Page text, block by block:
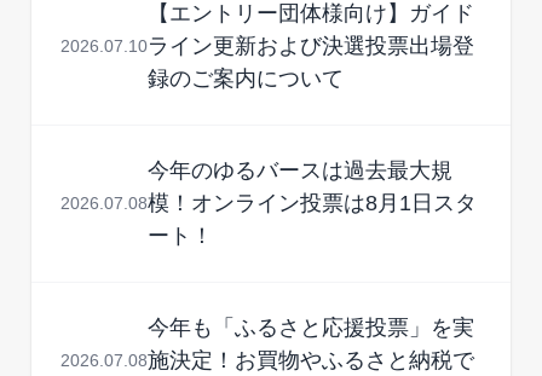
2026.07.10
【エントリー団体様向け】ガイド
ライン更新および決選投票出場登
録のご案内について
2026.07.08
今年のゆるバースは過去最大規
模！オンライン投票は8月1日スタ
ート！
2026.07.08
今年も「ふるさと応援投票」を実
施決定！お買物やふるさと納税で